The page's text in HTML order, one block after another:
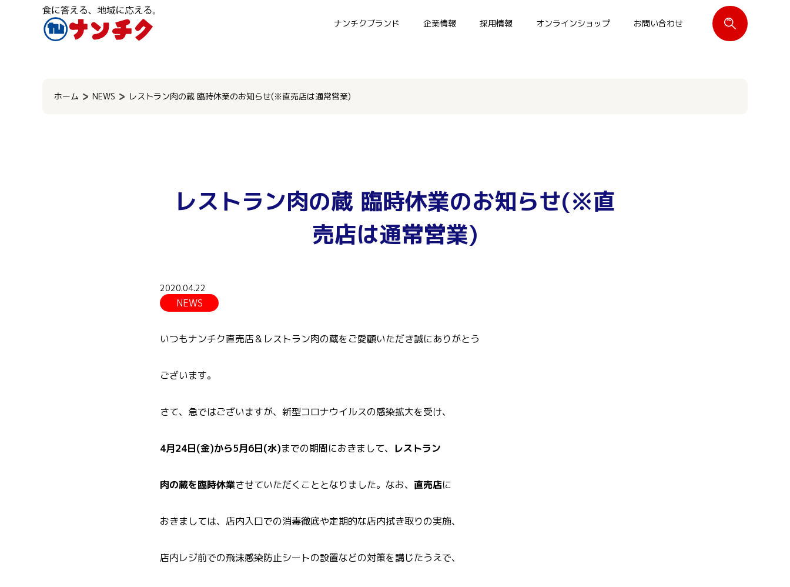
ナンチクブランド 企業情報 採用情報 オンラインショップ お問い合わせ
ホーム NEWS レストラン肉の蔵 臨時休業のお知らせ(※直売店は通常営業)
レストラン肉の蔵 臨時休業のお知らせ(※直
売店は通常営業)
2020.04.22
NEWS
いつもナンチク直売店＆レストラン肉の蔵をご愛顧いただき誠にありがとう
ございます。
さて、急ではございますが、新型コロナウイルスの感染拡大を受け、
4月24日(金)から5月6日(水)までの期間におきまして、 レストラン
肉の蔵を臨時休業させていただくこととなりました。なお、 直売店に
おきましては、店内入口での消毒徹底や定期的な店内拭き取りの実施、
店内レジ前での飛沫感染防止シートの設置などの対策を講じたうえで、